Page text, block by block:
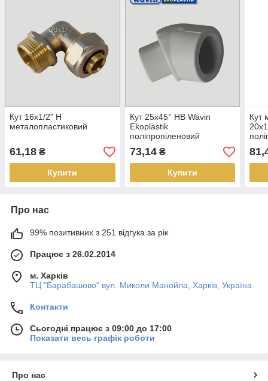
Кут 16х1/2" Н
металопластиковий
61,18 ₴
Купити
Кут 25х45° НВ Wavin
Ekoplastik
поліпропіленовий
73,14₴
Купити
Кут
Про нас
99% позитивних з 251 відгука за рік
Працює з 26.02.2014
м. Харків
ТЦ "Барабашово" вул. Миколи Манойла, Харків, Україна
Контакти
Сьогодні працює з 09:00 до 17:00
Показати весь графік роботи
Про нас